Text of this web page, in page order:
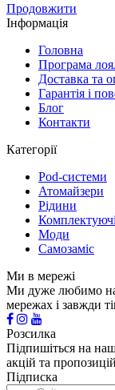
Продовжити
Інформація
Головна
Програма
Доставка та
Гарантія і
Блог
Контакти
Категорії
Pod-системи
Атомайзери
Рідини
Комплектуючі
Моди
Самозаміс
Ми в мережі
Ми дуже любимо
мережах і завжди
Розсилка
Підпишіться на
акцій та
Підписка